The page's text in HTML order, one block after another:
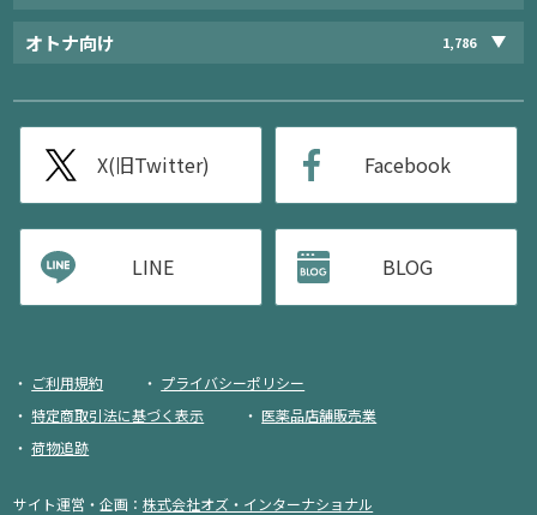
オトナ向け 1,786
X(旧Twitter) Facebook
LINE BLOG
ご利用規約
プライバシーポリシー
特定商取引法に基づく表示
医薬品店舗販売業
荷物追跡
サイト運営・企画：株式会社オズ・インターナショナル